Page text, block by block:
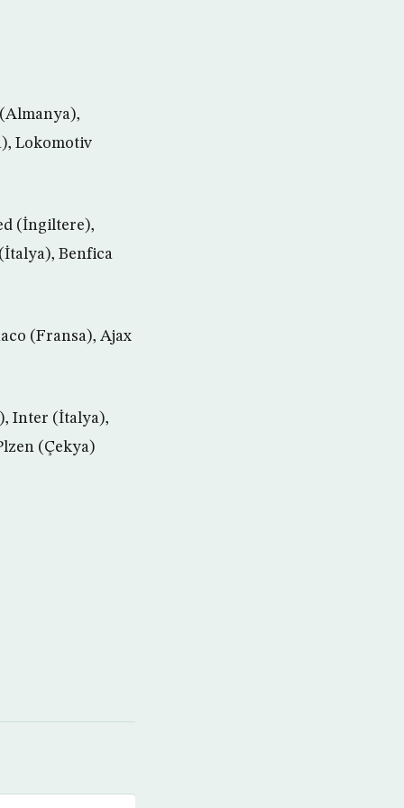
Lokomotiv
(İngiltere),
Benfica
(Fransa), Ajax
Inter (İtalya),
(Çekya)